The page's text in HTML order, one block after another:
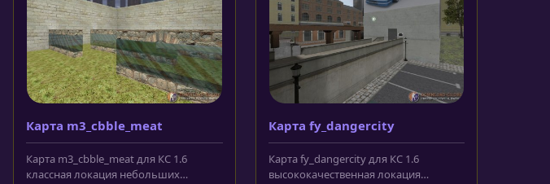
Карта m3_cbble_meat
Карта m3_cbble_meat для КС 1.6
классная локация небольших
Карта fy_dangercity
Карта fy_dangercity для КС 1.6
высококачественная локация